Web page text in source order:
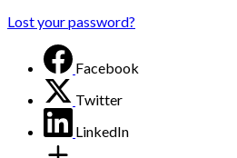
Lost your password?
Facebook
Twitter
LinkedIn